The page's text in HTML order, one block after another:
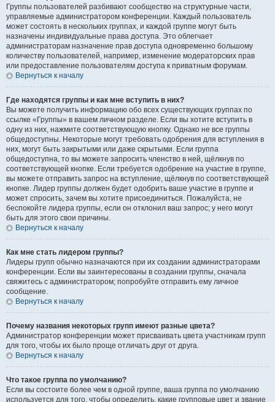
Группы пользователей разбивают сообщество на структурные части,
управляемые администратором конференции. Каждый пользователь
может состоять в нескольких группах, и каждой группе могут быть
назначены индивидуальные права доступа. Это облегчает
администраторам назначение прав доступа одновременно большому
количеству пользователей, например, изменение модераторских прав
или предоставление пользователям доступа к приватным форумам.
Вернуться к началу
Где находятся группы и как мне вступить в них?
Вы можете получить информацию обо всех существующих группах по
ссылке «Группы» в вашем личном разделе. Если вы хотите вступить в
одну из них, нажмите соответствующую кнопку. Однако не все группы
общедоступны. Некоторые могут требовать одобрения для вступления в
них, могут быть закрытыми или даже скрытыми. Если группа
общедоступна, то вы можете запросить членство в ней, щёлкнув по
соответствующей кнопке. Если требуется одобрение на участие в группе,
вы можете отправить запрос на вступление, щёлкнув по соответствующей
кнопке. Лидер группы должен будет одобрить ваше участие в группе и
может спросить, зачем вы хотите присоединиться. Пожалуйста, не
беспокойте лидера группы, если он отклонил ваш запрос; у него могут
быть для этого свои причины.
Вернуться к началу
Как мне стать лидером группы?
Лидеры групп обычно назначаются при их создании администраторами
конференции. Если вы заинтересованы в создании группы, сначала
свяжитесь с администратором; попробуйте отправить ему личное
сообщение.
Вернуться к началу
Почему названия некоторых групп имеют разные цвета?
Администратор конференции может присваивать цвета участникам групп
для того, чтобы их было проще отличать друг от друга.
Вернуться к началу
Что такое группа по умолчанию?
Если вы состоите более чем в одной группе, ваша группа по умолчанию
используется для того, чтобы определить, какие групповые цвет и звание